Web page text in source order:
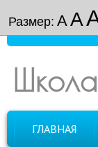
Размер: АА
ГЛАВНАЯ